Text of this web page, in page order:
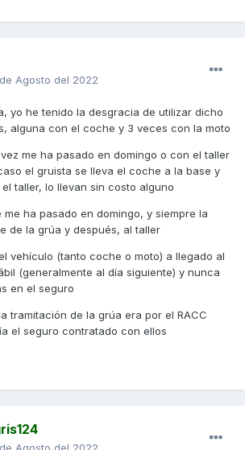
Agosto del 2022
yo he tenido la desgracia de utilizar dicho
alguna con el coche y 3 veces con la moto
me ha pasado en domingo o con el taller
el gruista se lleva el coche a la base y
taller, lo llevan sin costo alguno
me ha pasado en domingo, y siempre la
de la grúa y después, al taller
vehículo (tanto coche o moto) a llegado al
(generalmente al día siguiente) y nunca
en el seguro
tramitación de la grúa era por el RACC
el seguro contratado con ellos
Agosto del 2022